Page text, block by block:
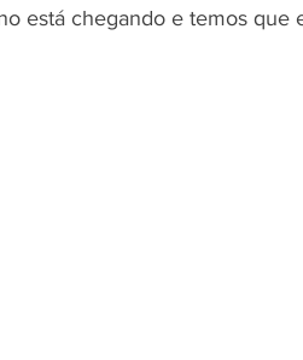
está chegando e temos que